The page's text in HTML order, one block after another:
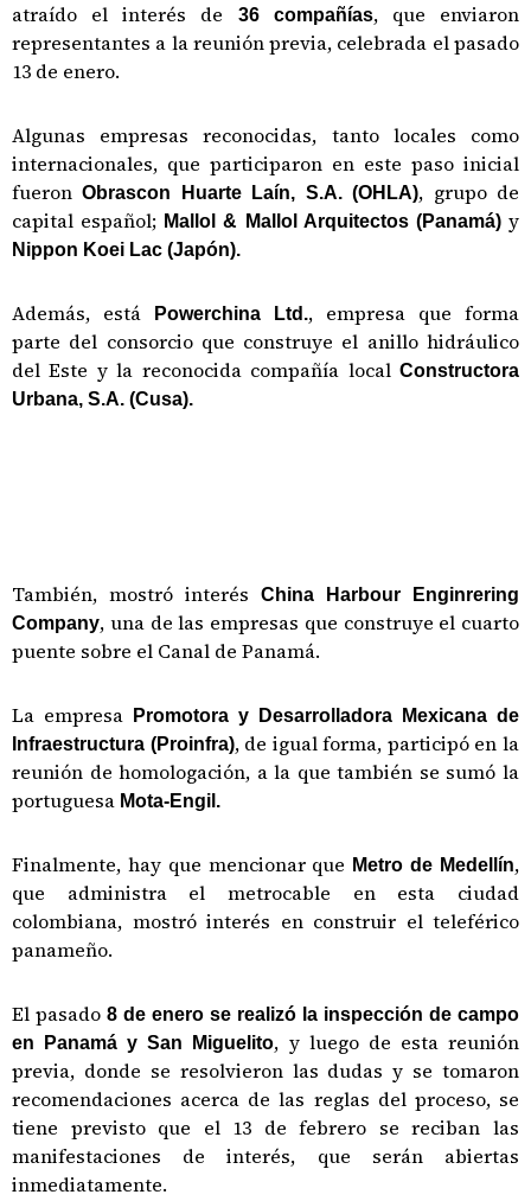
atraído el interés de
36 compañías, que enviaron
representantes a la reunión previa, celebrada el pasado
13 de enero.
Algunas empresas reconocidas, tanto locales como
internacionales, que participaron en este paso inicial
fueronObrascon Huarte Laín, S.A. (OHLA), grupo de
capital español; Mallol & Mallol Arquitectos (Panamá)y
Nippon Koei Lac (Japón).
Además, está Powerchina Ltd., empresa que forma
parte del consorcio que construye el anillo hidráulico
del Este y la reconocida compañía local Constructora
Urbana, S.A. (Cusa).
También, mostró interés
China Harbour Enginrering
Company, una de las empresas que construye el cuarto
puente sobre el Canal de Panamá.
La empresa
Promotora y Desarrolladora Mexicana de
Infraestructura (Proinfra), de igual forma, participó en la
reunión de homologación, a la que también se sumó la
portuguesa Mota-Engil.
Finalmente, hay que mencionar que Metro de Medellín,
que administra el metrocable en esta ciudad
colombiana, mostró interés en construir el teleférico
panameño.
El pasado 8 de enero se realizó la inspección de campo
en Panamá y San Miguelito, y luego de esta reunión
previa, donde se resolvieron las dudas y se tomaron
recomendaciones acerca de las reglas del proceso, se
tiene previsto que el 13 de febrero se reciban las
manifestaciones de interés, que serán abiertas
inmediatamente.